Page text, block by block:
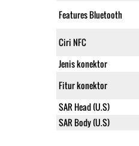
Features Bluetooth
Ciri NFC
Jenis konektor
Fitur konektor
SAR Head (U.S)
SAR Body (U.S)